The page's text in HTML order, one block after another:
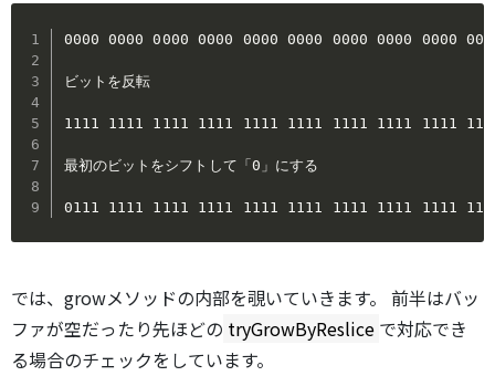
0000 0000 0000 0000 0000 0000 0000 0000 0000
ビットを反転
1111 1111 1111 1111 1111 1111 1111 1111 1111
最初のビットをシフトして「0」にする
0111 1111 1111 1111 1111 1111 1111 1111 1111
では、growメソッドの内部を覗いていきます。 前半はバッ
ファが空だったり先ほどの tryGrowByReslice で対応でき
る場合のチェックをしています。